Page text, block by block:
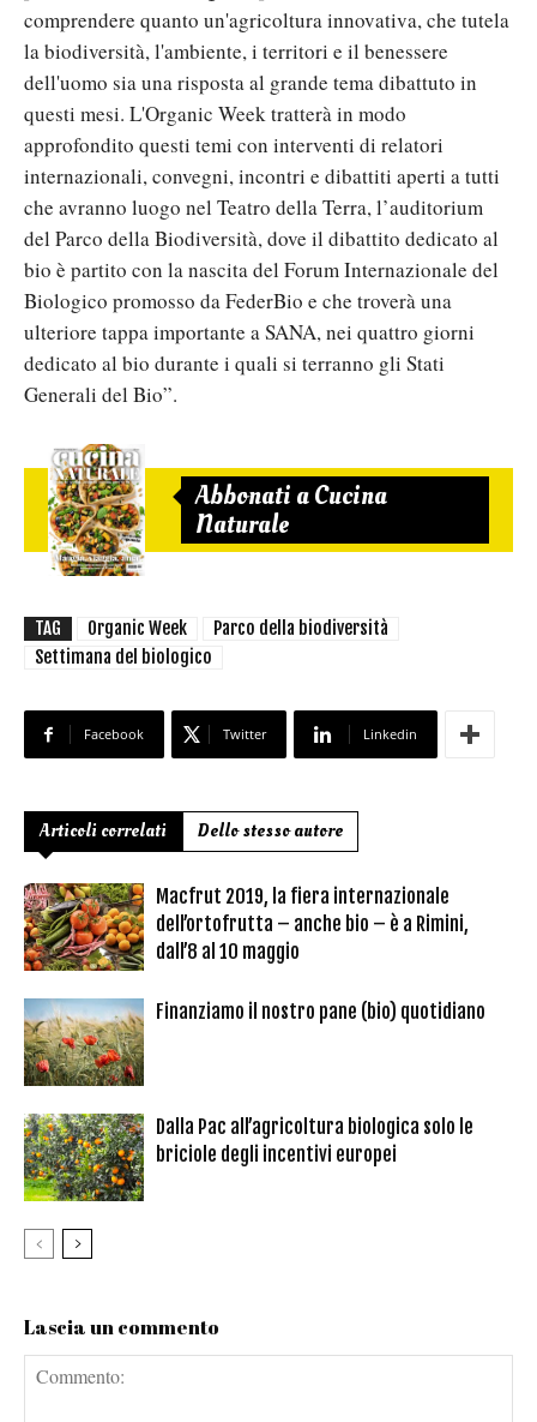
comprendere quanto un'agricoltura innovativa, che tutela
la biodiversità, l'ambiente, i territori e il benessere
dell'uomo sia una risposta al grande tema dibattuto in
questi mesi. L'Organic Week tratterà in modo
approfondito questi temi con interventi di relatori
internazionali, convegni, incontri e dibattiti aperti a tutti
che avranno luogo nel Teatro della Terra, l’auditorium
del Parco della Biodiversità, dove il dibattito dedicato al
bio è partito con la nascita del Forum Internazionale del
Biologico promosso da FederBio e che troverà una
ulteriore tappa importante a SANA, nei quattro giorni
dedicato al bio durante i quali si terranno gli Stati
Generali del Bio”.
Abbonati a Cucina
Naturale
TAG Organic Week
Parco della biodiversità
Settimana del biologico
Facebook Twitter Linkedin
Articoli correlati Dello stesso autore
Macfrut 2019, la fiera internazionale
dell’ortofrutta – anche bio – è a Rimini,
dall’8 al 10 maggio
Finanziamo il nostro pane (bio) quotidiano
Dalla Pac all’agricoltura biologica solo le
briciole degli incentivi europei
Lascia un commento